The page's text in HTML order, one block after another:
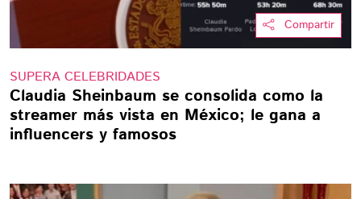
Compartir
SUPERA CELEBRIDADES
Claudia Sheinbaum se consolida como la
streamer más vista en México; le gana a
influencers y famosos